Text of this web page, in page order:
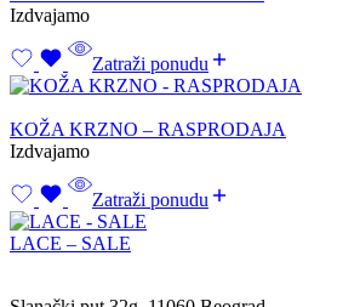
Izdvajamo
Zatraži ponudu
KOŽA KRZNO – RASPRODAJA
Izdvajamo
Zatraži ponudu
LACE – SALE